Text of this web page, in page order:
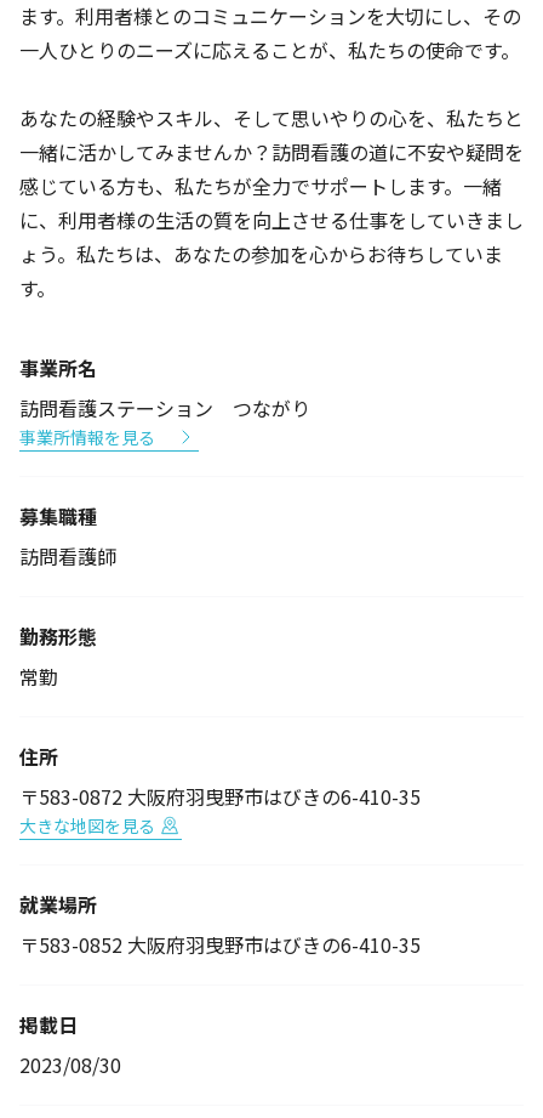
ます。利用者様とのコミュニケーションを大切にし、その
一人ひとりのニーズに応えることが、私たちの使命です。
あなたの経験やスキル、そして思いやりの心を、私たちと
一緒に活かしてみませんか？訪問看護の道に不安や疑問を
感じている方も、私たちが全力でサポートします。一緒
に、利用者様の生活の質を向上させる仕事をしていきまし
ょう。私たちは、あなたの参加を心からお待ちしていま
す。
事業所名
訪問看護ステーション つながり
事業所情報を見る
募集職種
訪問看護師
勤務形態
常勤
住所
〒583-0872 大阪府羽曳野市はびきの6-410-35
大きな地図を見る
就業場所
〒583-0852 大阪府羽曳野市はびきの6-410-35
掲載日
2023/08/30